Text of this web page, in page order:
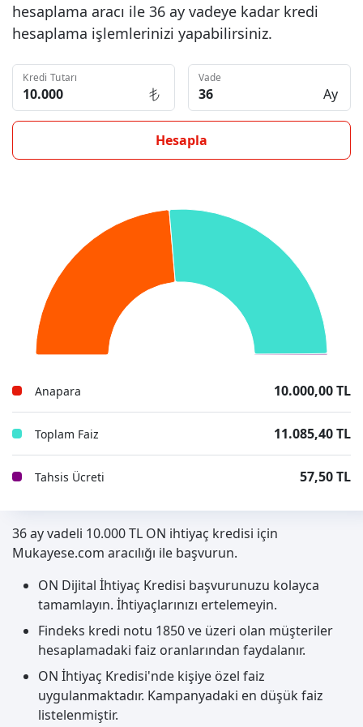
hesaplama aracı ile 36 ay vadeye kadar kredi
hesaplama işlemlerinizi yapabilirsiniz.
Kredi Tutarı Vade
Ay
Hesapla
Anapara 10.000,00 TL
Toplam Faiz 11.085,40 TL
Tahsis Ücreti 57,50 TL
36 ay vadeli 10.000 TL ON ihtiyaç kredisi için
Mukayese.com aracılığı ile başvurun.
ON Dijital İhtiyaç Kredisi başvurunuzu kolayca
tamamlayın. İhtiyaçlarınızı ertelemeyin.
Findeks kredi notu 1850 ve üzeri olan müşteriler
hesaplamadaki faiz oranlarından faydalanır.
ON İhtiyaç Kredisi'nde kişiye özel faiz
uygulanmaktadır. Kampanyadaki en düşük faiz
listelenmiştir.